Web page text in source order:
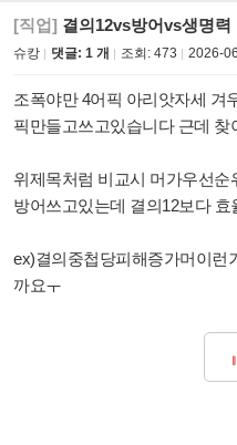
[직업] 결의12vs방어vs생명력
슈캉 댓글: 1 개 조회: 473 2026-
조폭야만 4어픽 아리앗자세 겨
픽만들고쓰고있습니다 근데
위제목처럼 비교시 머가우선순
방어쓰고있는데 결의12보다
ex)결의중첩당피해증가머이런
까요ㅜ